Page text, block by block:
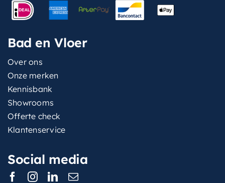
Bad en Vloer
Over ons
Onze merken
Kennisbank
Showrooms
Offerte check
Klantenservice
Social media